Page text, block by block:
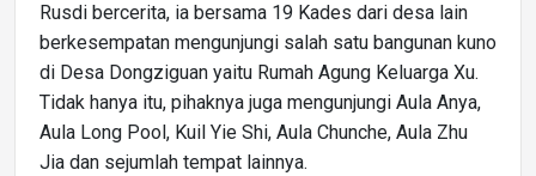
Rusdi bercerita, ia bersama 19 Kades dari desa lain
berkesempatan mengunjungi salah satu bangunan kuno
di Desa Dongziguan yaitu Rumah Agung Keluarga Xu.
Tidak hanya itu, pihaknya juga mengunjungi Aula Anya,
Aula Long Pool, Kuil Yie Shi, Aula Chunche, Aula Zhu
Jia dan sejumlah tempat lainnya.